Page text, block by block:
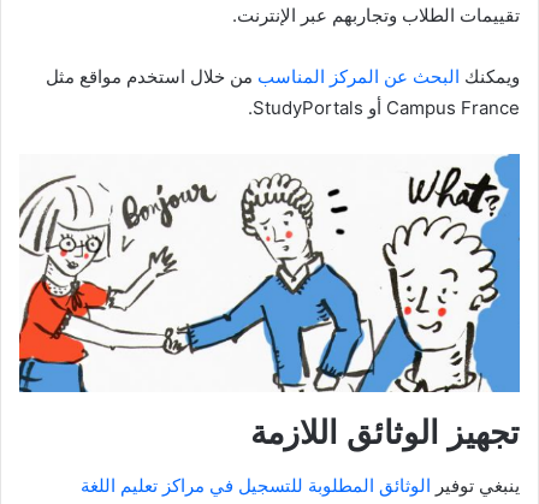
تقييمات الطلاب وتجاربهم عبر الإنترنت.
ويمكنك البحث عن المركز المناسب من خلال استخدم مواقع مثل
Campus France أو StudyPortals.
تجهيز الوثائق اللازمة
ينبغي توفير الوثائق المطلوبة للتسجيل في مراكز تعليم اللغة